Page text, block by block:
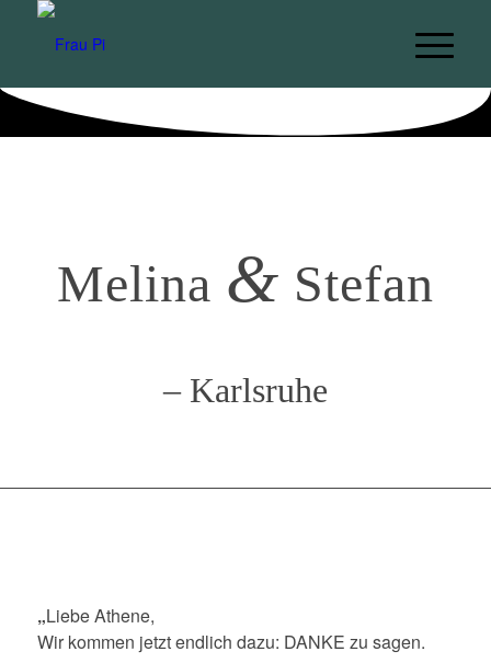
Melina & Stefan
– Karlsruhe
„Liebe Athene,
Wir kommen jetzt endlich dazu: DANKE zu sagen.